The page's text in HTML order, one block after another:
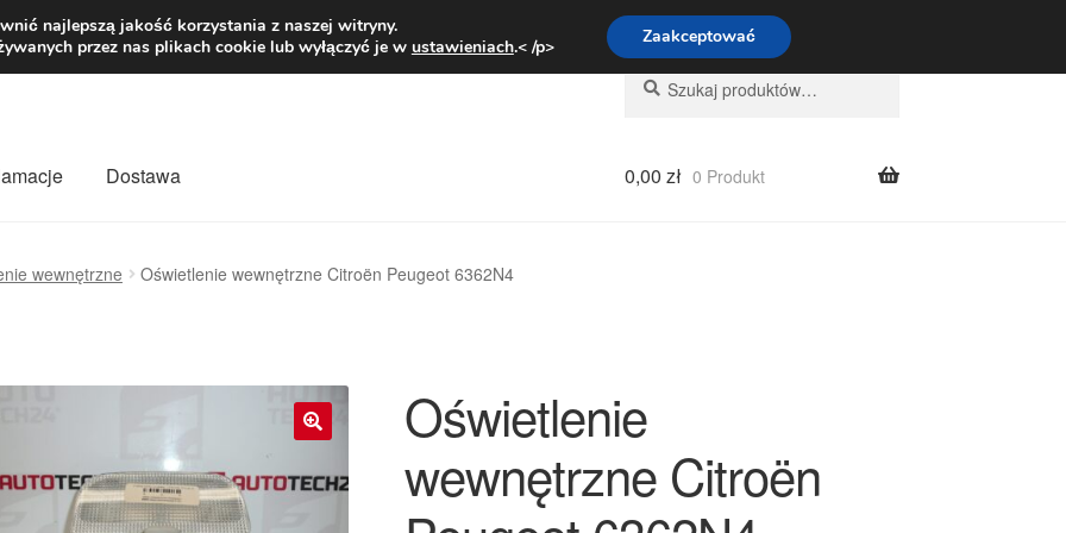
zł Pn.-pt. 9:00-16:00800 003 167
Szukaj:
Szukaj
Dostawa 0,00 zł 0 Produkt
wewnętrzne Oświetlenie wewnętrzne Citroën Peugeot 6362N4
Oświetlenie
wewnętrzne Citroën
najlepszą jakość korzystania z naszej witryny.
przez nas plikach cookie lub wyłączyć je w ustawieniach.< /p> Zaakceptować